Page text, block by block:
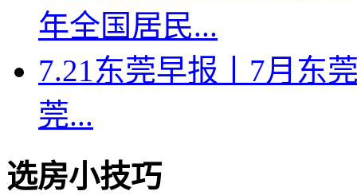
年全国居民...
7.21东莞早报丨7月东
莞...
选房小技巧